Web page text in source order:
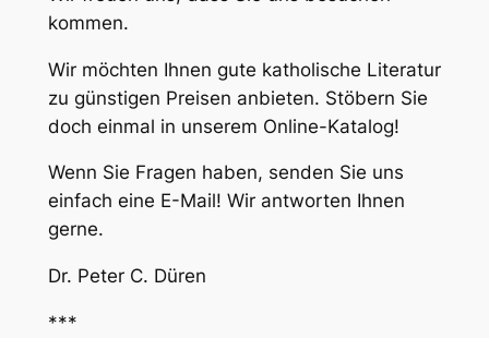
kommen.
Wir möchten Ihnen gute katholische Literatur
zu günstigen Preisen anbieten. Stöbern Sie
doch einmal in unserem Online-Katalog!
Wenn Sie Fragen haben, senden Sie uns
einfach eine E-Mail! Wir antworten Ihnen
gerne.
Dr. Peter C. Düren
***